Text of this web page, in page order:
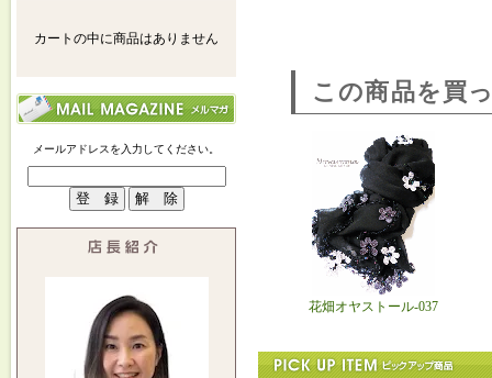
カートの中に商品はありません
メールアドレスを入力してください。
この商品を買
花畑オヤストール-037